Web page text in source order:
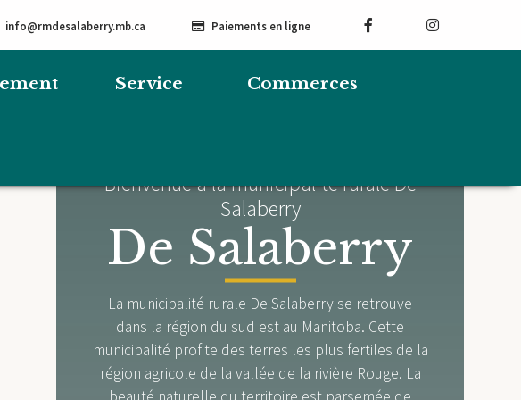
info@rmdesalaberry.mb.ca Paiements en ligne
Service Commerces
Bienvenue à la municipalité rurale De
Salaberry
De Salaberry
La municipalité rurale De Salaberry se retrouve
dans la région du sud est au Manitoba. Cette
municipalité profite des terres les plus fertiles de la
région agricole de la vallée de la rivière Rouge. La